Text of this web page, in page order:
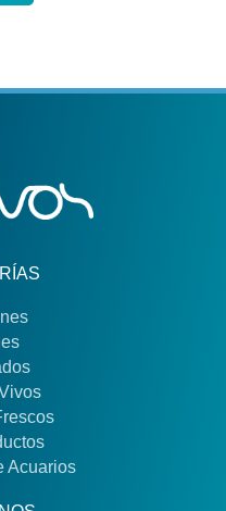
Acuarios